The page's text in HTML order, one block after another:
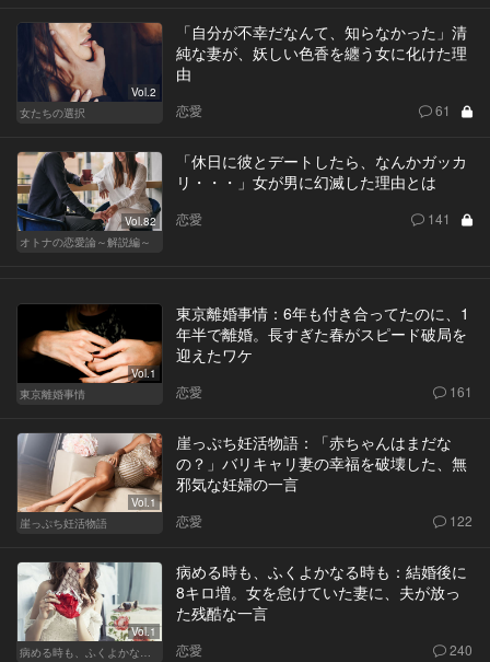
Vol.2
女たちの選択
「自分が不幸だなんて、知らなかった」清
純な妻が、妖しい色香を纏う女に化けた理
由
恋愛 61
Vol.82
オトナの恋愛論～解説編～
「休日に彼とデートしたら、なんかガッカ
リ・・・」女が男に幻滅した理由とは
恋愛 141
Vol.1
東京離婚事情
東京離婚事情：6年も付き合ってたのに、1
年半で離婚。長すぎた春がスピード破局を
迎えたワケ
恋愛 161
Vol.1
崖っぷち妊活物語
崖っぷち妊活物語：「赤ちゃんはまだな
の？」バリキャリ妻の幸福を破壊した、無
邪気な妊婦の一言
恋愛 122
Vol.1
病める時も、ふくよかなる時も
病める時も、ふくよかなる時も：結婚後に
8キロ増。女を怠けていた妻に、夫が放っ
た残酷な一言
恋愛 240